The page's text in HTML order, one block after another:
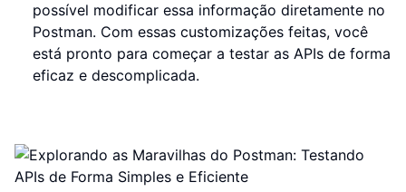
possível modificar essa informação diretamente no
Postman. Com essas customizações feitas, você
está pronto para começar a testar as APIs de forma
eficaz e descomplicada.